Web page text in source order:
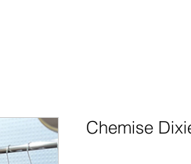
Chemise